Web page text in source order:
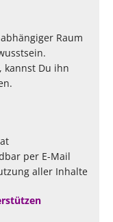
Raum
kannst Du ihn
per E-Mail
aller Inhalte